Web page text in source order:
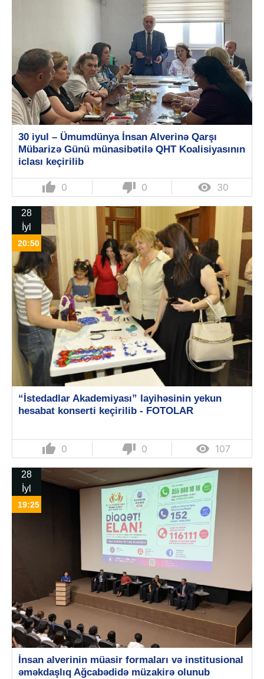
30 iyul – Ümumdünya İnsan Alverinə Qarşı
Mübarizə Günü münasibətilə QHT Koalisiyasının
iclası keçirilib
thumb_up 0 thumb_down 0  30
28
İyl
20:50
“İstedadlar Akademiyası” layihəsinin yekun
hesabat konserti keçirilib - FOTOLAR
thumb_up 0 thumb_down 0  107
28
İyl
19:25
İnsan alverinin müasir formaları və institusional
əməkdaşlıq Ağcabədidə müzakirə olunub